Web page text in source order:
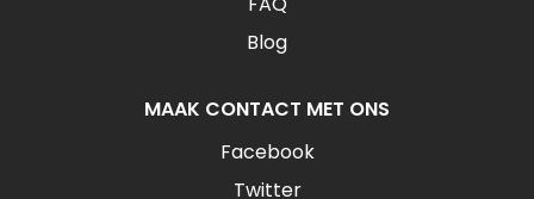
Blog
MAAK CONTACT MET ONS
Facebook
Twitter